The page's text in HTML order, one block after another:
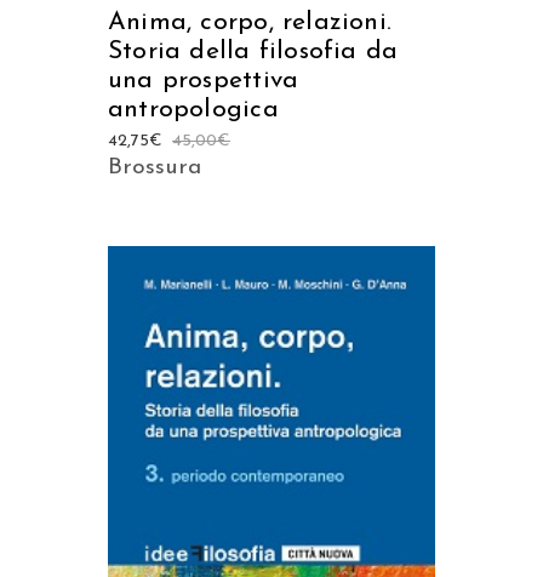
Anima, corpo, relazioni.
Storia della filosofia da
una prospettiva
antropologica
45,00€
42,75€
Brossura